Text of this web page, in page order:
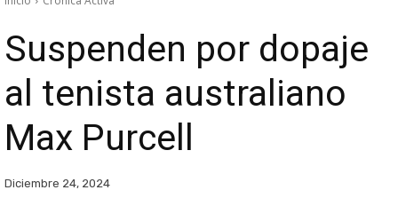
Suspenden por dopaje
al tenista australiano
Max Purcell
Diciembre 24, 2024